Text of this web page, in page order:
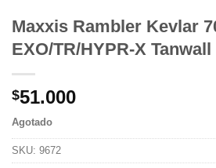
Maxxis Rambler Kevlar
EXO/TR/HYPR-X Tanwall
$51.000
Agotado
SKU: 9672